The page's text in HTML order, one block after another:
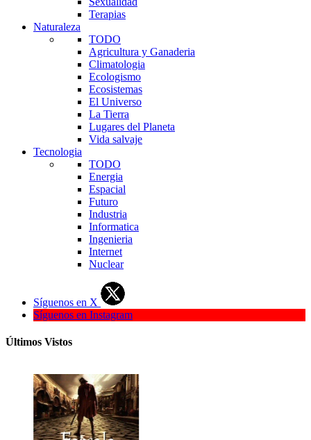
Terapias
Naturaleza
TODO
Agricultura y Ganaderia
Climatologia
Ecologismo
Ecosistemas
El Universo
La Tierra
Lugares del Planeta
Vida salvaje
Tecnologia
TODO
Energia
Espacial
Futuro
Industria
Informatica
Ingenieria
Internet
Nuclear
Síguenos en X
Síguenos en Instagram
Últimos Vistos